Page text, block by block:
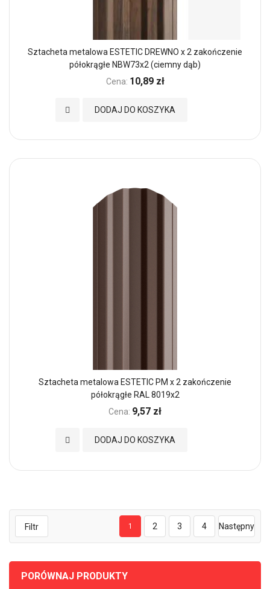
Sztacheta metalowa ESTETIC DREWNO x 2 zakończenie
półokrągłe NBW73x2 (ciemny dąb)
Cena: 10,89 zł
DODAJ DO KOSZYKA
Dodaj do Ulubionych
Sztacheta metalowa ESTETIC PM x 2 zakończenie
półokrągłe RAL 8019x2
Cena: 9,57 zł
DODAJ DO KOSZYKA
Dodaj do Ulubionych
Filtr 1 2 3 4 Następny
PORÓWNAJ PRODUKTY